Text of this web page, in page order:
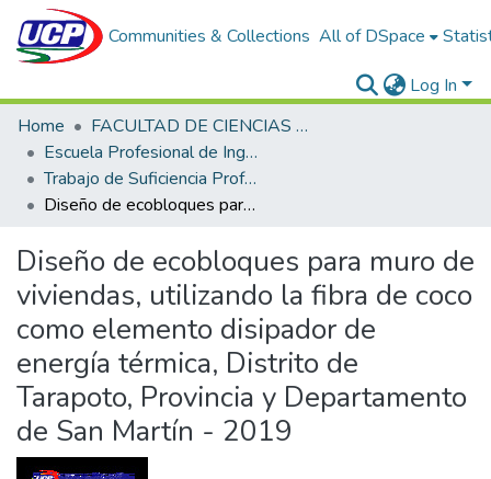
Communities & Collections All of DSpace
Log In
Home
FACULTAD DE CIENCIAS E INGENIERÍA
Escuela Profesional de Ingeniería Civil
Trabajo de Suficiencia Profesional
Diseño de ecobloques para muro de viviendas, utilizando la fibra de coco como elemento disipador de energía térmica, Distrito de Tarapoto, Provincia y Departamento de San Martín - 2019
Diseño de ecobloques para muro de
viviendas, utilizando la fibra de coco
como elemento disipador de
energía térmica, Distrito de
Tarapoto, Provincia y Departamento
de San Martín - 2019